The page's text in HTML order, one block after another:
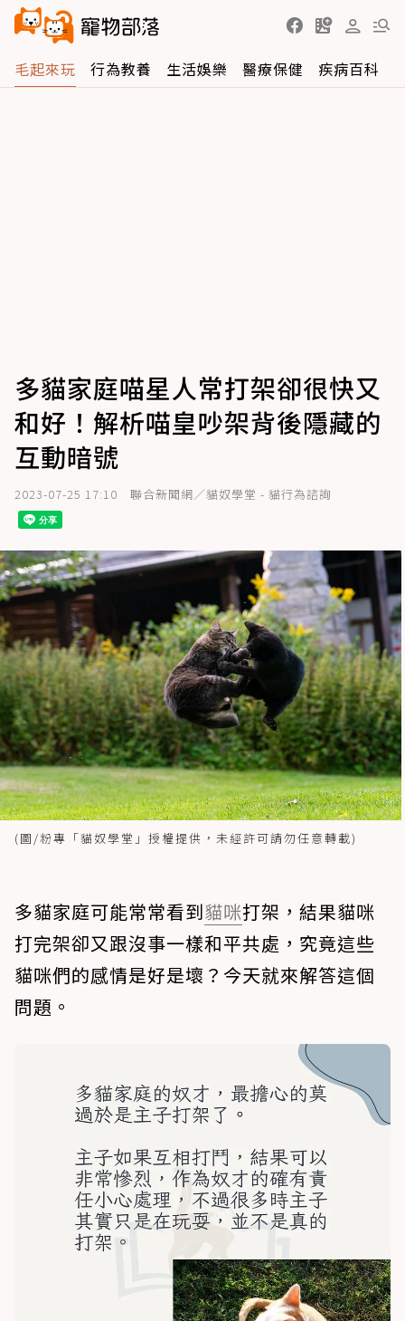
毛起來玩 行為教養 生活娛樂 醫療保健 疾病百科
多貓家庭喵星人常打架卻很快又
和好！解析喵皇吵架背後隱藏的
互動暗號
2023-07-25 17:10 聯合新聞網／貓奴學堂 - 貓行為諮詢
(圖/粉專「貓奴學堂」授權提供，未經許可請勿任意轉載)
多貓家庭可能常常看到貓咪打架，結果貓咪
打完架卻又跟沒事一樣和平共處，究竟這些
貓咪們的感情是好是壞？今天就來解答這個
問題。